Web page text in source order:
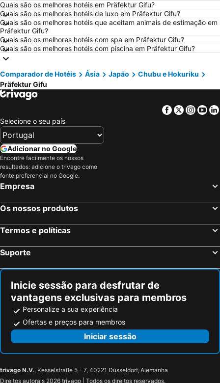
Hotéis em Porto Santo
Hotéis em Isla Canela
Hotéis em Sangenjo
Hotéis em Vila Nova de Milfontes
Hotéis em Vilamoura
Hotéis em Vigo
Hotéis em Roma
Hotéis em Centro de Portugal
Hotéis em Maiorca
Hotéis em Andaluzia
Hotéis em Minorca
Hotéis em Ibiza
Hotéis em Galiza
Hotéis em Douro
Hotéis em Serra da Estrela
Hotéis em Costa do Sol
Hotéis em Tenerife
Hotéis em São Miguel
Quais são os melhores hotéis em Präfektur Gifu?
Quais são os melhores hotéis de luxo em Präfektur Gifu?
Quais são os melhores hotéis que aceitam animais de estimação em
Präfektur Gifu?
Quais são os melhores hotéis com spa em Präfektur Gifu?
Quais são os melhores hotéis com piscina em Präfektur Gifu?
Comparador de Hotéis Ásia Japão
Chubu e Hokuriku
Präfektur Gifu
Facebook
Twitter
Selecione o seu país
Adicionar no Google
Encontre facilmente os nossos
resultados: adicione o trivago como
fonte preferencial no Google.
Empresa
Os nossos produtos
Termos e políticas
Suporte
Inicie sessão para desfrutar de
vantagens exclusivas para membros
Personalize a sua experiência
Ofertas e preços para membros
Iniciar sessão
trivago N.V., Kesselstraße 5 – 7, 40221 Düsseldorf, Alemanha
Direitos autorais 2026 trivago | Todos os direitos reservados.